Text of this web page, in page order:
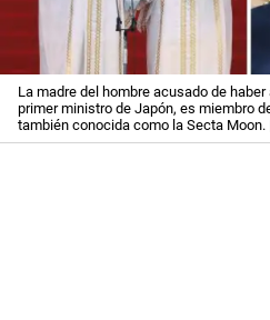
La madre del hombre acusado de
primer ministro de Japón, es miembro
también conocida como la Secta Moon.